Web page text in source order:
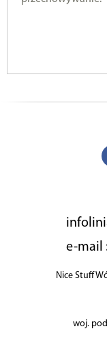
e-mail
Nice Stuff
woj.